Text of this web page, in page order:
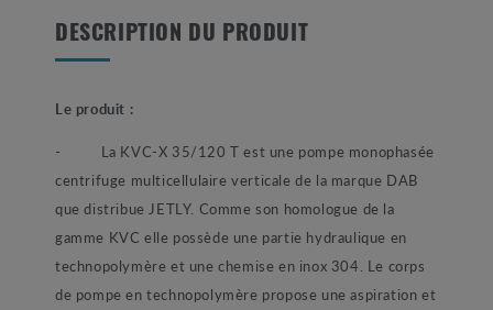
DESCRIPTION DU PRODUIT
Le produit :
- La KVC-X 35/120 T est une pompe monophasée
centrifuge multicellulaire verticale de la marque DAB
que distribue JETLY. Comme son homologue de la
gamme KVC elle possède une partie hydraulique en
technopolymère et une chemise en inox 304. Le corps
de pompe en technopolymère propose une aspiration et